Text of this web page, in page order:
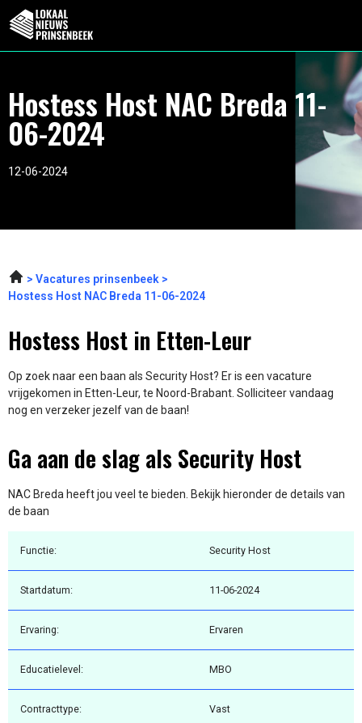
Hostess Host NAC Breda 11-
06-2024
12-06-2024
Vacatures prinsenbeek
Hostess Host NAC Breda 11-06-2024
Hostess Host in Etten-Leur
Op zoek naar een baan als Security Host? Er is een vacature
vrijgekomen in Etten-Leur, te Noord-Brabant. Solliciteer vandaag
nog en verzeker jezelf van de baan!
Ga aan de slag als Security Host
NAC Breda heeft jou veel te bieden. Bekijk hieronder de details van
de baan
Functie: Security Host
Startdatum: 11-06-2024
Ervaring: Ervaren
Educatielevel: MBO
Contracttype: Vast